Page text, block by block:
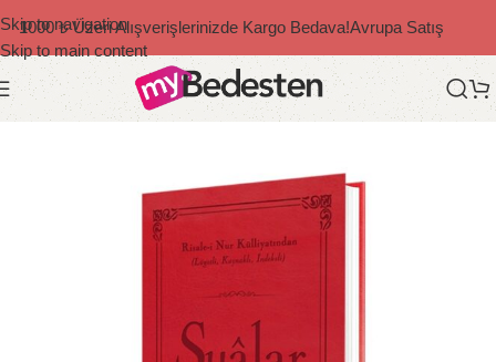
Skip to navigation
Skip to main content
1000 ₺ Üzeri Alışverişlerinizde Kargo Bedava!Avrupa Satış
Ana Sayfa Risale-i Nur Büyük Boy